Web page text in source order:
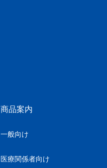
商品案内
一般向け
医療関係者向け